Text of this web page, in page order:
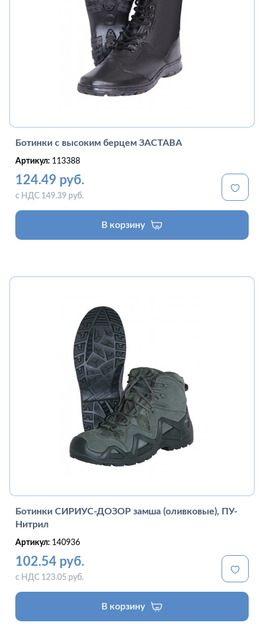
Ботинки с высоким берцем ЗАСТАВА
Артикул: 113388
124.49 руб.
с НДС 149.39 руб.
В корзину
Ботинки СИРИУС-ДОЗОР замша (оливковые), ПУ-
Нитрил
Артикул: 140936
102.54 руб.
с НДС 123.05 руб.
В корзину